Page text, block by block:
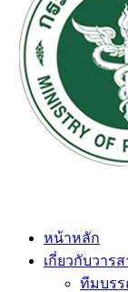
หน้าหลัก
เกี่ยวกับวารส
ทีมบร